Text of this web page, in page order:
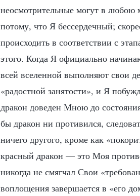
неосмотрительные могут в
потому, что Я бессердечный;
происходить в соответствии с
этого. Когда Я официально
всей вселенной выполняют свои
«радостной занятости», и Я
дракон доведен Мною до
бы дракон ни противился,
ничего другого, кроме как
красный дракон — это Моя
никогда не смягчал Свои
воплощения завершается в «его